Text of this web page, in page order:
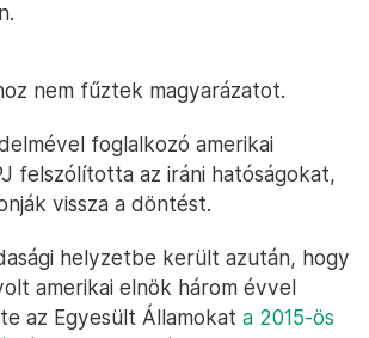
nem fűztek magyarázatot.
foglalkozó amerikai
felszólította az iráni hatóságokat,
vissza a döntést.
helyzetbe került azután, hogy
amerikai elnök három évvel
az Egyesült Államokat a 2015-ös